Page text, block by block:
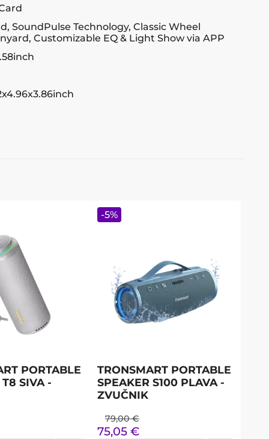
SoundPulse Technology, Classic Wheel
Customizable EQ & Light Show via APP
PORTABLE
SIVA -
TRONSMART PORTABLE
SPEAKER S100 PLAVA -
ZVUČNIK
79,00 €
75,05 €
-5%